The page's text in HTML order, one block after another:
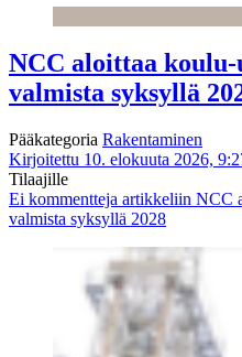
NCC aloittaa
valmista syksyllä
Pääkategoria Rakentaminen
Kirjoitettu 10. elokuuta 2026,
Tilaajille
Ei kommentteja artikkeliin NCC
valmista syksyllä 2028